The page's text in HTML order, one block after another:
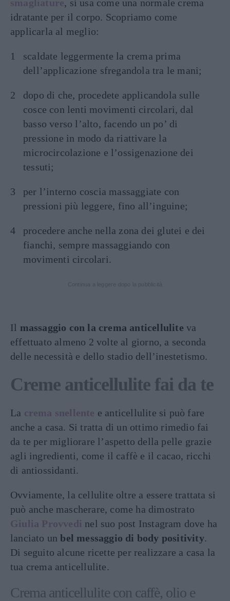
smagliature, si usa come una normale crema
idratante per il corpo. Scopriamo come
applicarla al meglio:
scaldate leggermente la crema prima
dell’applicazione sfregandola tra le mani;
dopo di che, procedete applicandola sulle
cosce con lenti movimenti circolari, dal
basso verso l’alto, facendo un po’ di
pressione in modo da riattivare la
microcircolazione e l’ossigenazione dei
tessuti;
per l’interno coscia massaggiate con
pressioni più leggere, fino all’inguine;
procedere anche nella zona dei glutei e dei
fianchi, sempre massaggiando con
movimenti circolari.
Il massaggio con la crema anticellulite va
effettuato almeno 2 volte al giorno, a seconda
delle necessità e dello stadio dell’inestetismo.
Creme anticellulite fai da te
La crema snellente e anticellulite si può fare
anche a casa. Si tratta di un ottimo rimedio fai
da te per migliorare l’aspetto della pelle grazie
agli ingredienti, come il caffè e il cacao, ricchi
di antiossidanti.
Ovviamente, la cellulite oltre a essere trattata si
può anche mascherare, come ha dimostrato
Giulia Provvedi nel suo post Instagram dove ha
lanciato unbel messaggio di body positivity.
Di seguito alcune ricette per realizzare a casa la
tua crema anticellulite.
Crema anticellulite con caffè, olio e